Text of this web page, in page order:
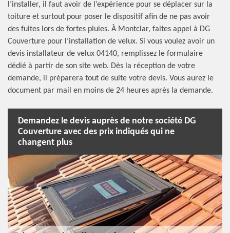
l’installer, il faut avoir de l’expérience pour se déplacer sur la
toiture et surtout pour poser le dispositif afin de ne pas avoir
des fuites lors de fortes pluies. À Montclar, faites appel à DG
Couverture pour l’installation de velux. Si vous voulez avoir un
devis installateur de velux 04140, remplissez le formulaire
dédié à partir de son site web. Dès la réception de votre
demande, il préparera tout de suite votre devis. Vous aurez le
document par mail en moins de 24 heures après la demande.
Demandez le devis auprès de notre société DG
Couverture avec des prix indiqués qui ne
changent plus